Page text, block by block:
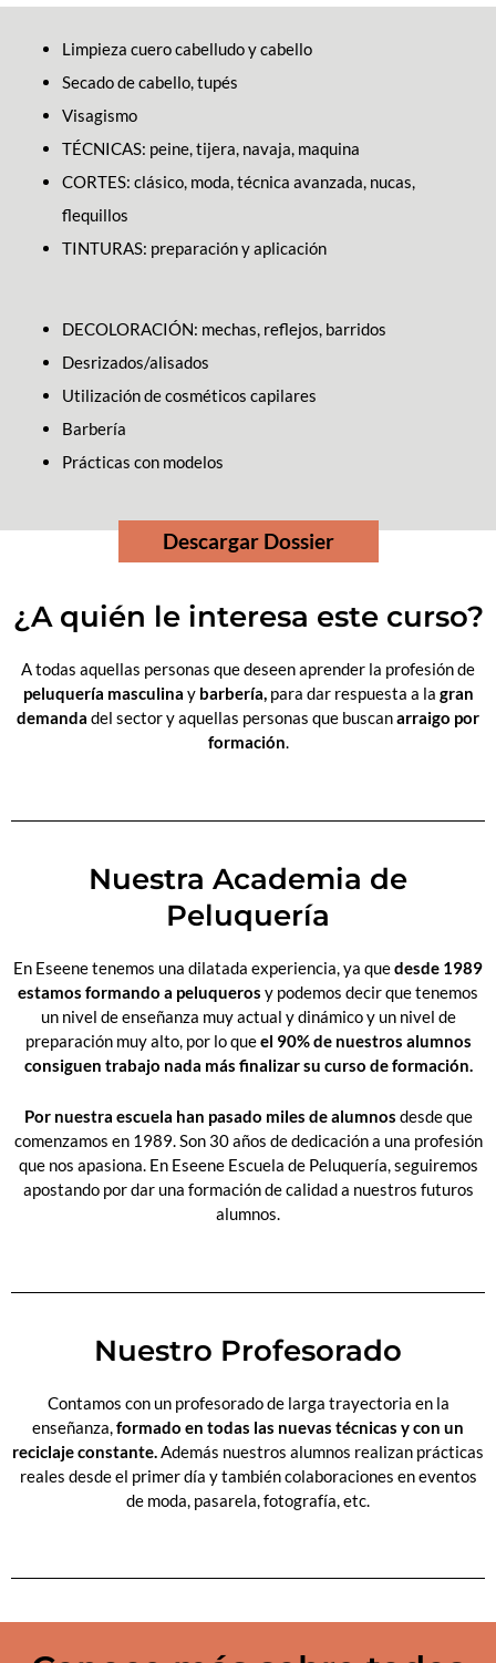
Limpieza cuero cabelludo y cabello
Secado de cabello, tupés
Visagismo
TÉCNICAS: peine, tijera, navaja, maquina
CORTES: clásico, moda, técnica avanzada, nucas,
flequillos
TINTURAS: preparación y aplicación
DECOLORACIÓN: mechas, reflejos, barridos
Desrizados/alisados
Utilización de cosméticos capilares
Barbería
Prácticas con modelos
Descargar Dossier
¿A quién le interesa este curso?
A todas aquellas personas que deseen aprender la profesión de
peluquería masculina y barbería,para dar respuesta a la gran
demanda del sector y aquellas personas que buscanarraigo por
formación.
Nuestra Academia de
Peluquería
En Eseene tenemos una dilatada experiencia, ya quedesde 1989
estamos formando a peluqueros y podemos decir que tenemos
un nivel de enseñanza muy actual y dinámico y un nivel de
preparación muy alto, por lo queel 90% de nuestros alumnos
consiguen trabajo nada más finalizar su curso de formación.
Por nuestra escuela han pasado miles de alumnos desde que
comenzamos en 1989. Son 30 años de dedicación a una profesión
que nos apasiona. En Eseene Escuela de Peluquería, seguiremos
apostando por dar una formación de calidad a nuestros futuros
alumnos.
Nuestro Profesorado
Contamos con un profesorado de larga trayectoria en la
enseñanza,formado en todas las nuevas técnicas y con un
reciclaje constante.Además nuestros alumnos realizan prácticas
reales desde el primer día y también colaboraciones en eventos
de moda, pasarela, fotografía, etc.